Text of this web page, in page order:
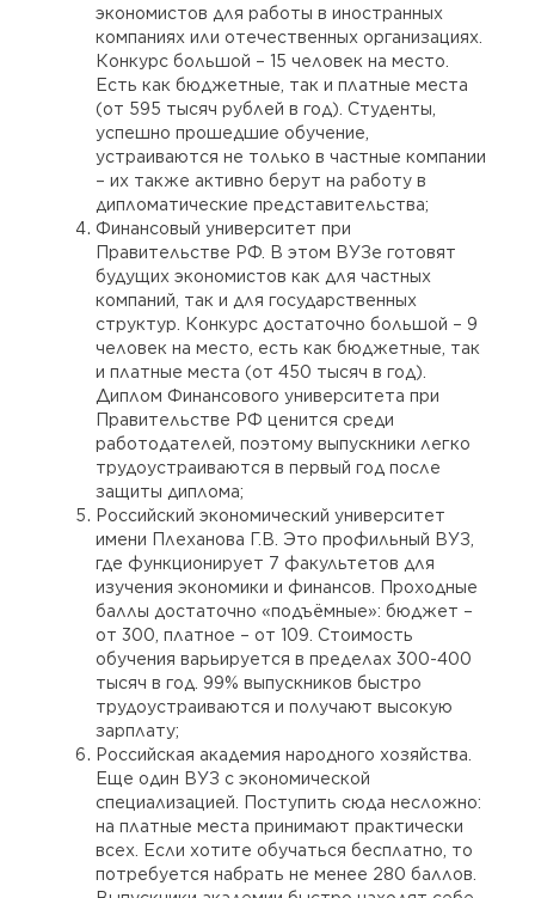
экономистов для работы в иностранных
компаниях или отечественных организациях.
Конкурс большой – 15 человек на место.
Есть как бюджетные, так и платные места
(от 595 тысяч рублей в год). Студенты,
успешно прошедшие обучение,
устраиваются не только в частные компании
– их также активно берут на работу в
дипломатические представительства;
Финансовый университет при
Правительстве РФ. В этом ВУЗе готовят
будущих экономистов как для частных
компаний, так и для государственных
структур. Конкурс достаточно большой – 9
человек на место, есть как бюджетные, так
и платные места (от 450 тысяч в год).
Диплом Финансового университета при
Правительстве РФ ценится среди
работодателей, поэтому выпускники легко
трудоустраиваются в первый год после
защиты диплома;
Российский экономический университет
имени Плеханова Г.В. Это профильный ВУЗ,
где функционирует 7 факультетов для
изучения экономики и финансов. Проходные
баллы достаточно «подъёмные»: бюджет –
от 300, платное – от 109. Стоимость
обучения варьируется в пределах 300-400
тысяч в год. 99% выпускников быстро
трудоустраиваются и получают высокую
зарплату;
Российская академия народного хозяйства.
Еще один ВУЗ с экономической
специализацией. Поступить сюда несложно:
на платные места принимают практически
всех. Если хотите обучаться бесплатно, то
потребуется набрать не менее 280 баллов.